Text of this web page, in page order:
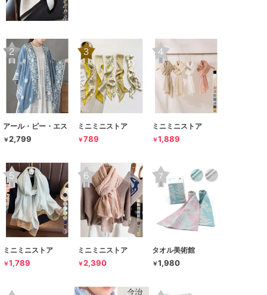
アール・ピー・エス
￥2,799
ミニミニストア
￥789
ミニミニストア
￥1,889
ミニミニストア
￥1,789
ミニミニストア
￥2,390
タオル美術館
￥1,980